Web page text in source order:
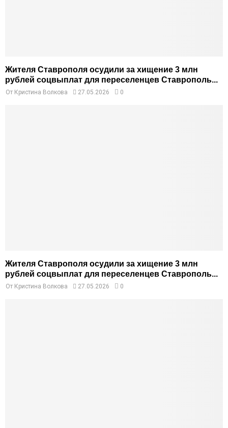
Жителя Ставрополя осудили за хищение 3 млн
рублей соцвыплат для переселенцев Ставрополь...
От Кристина Волкова 27.05.2026 0
Жителя Ставрополя осудили за хищение 3 млн
рублей соцвыплат для переселенцев Ставрополь...
От Кристина Волкова 27.05.2026 0